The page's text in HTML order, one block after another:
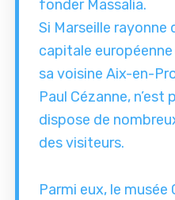
fonder Massalia.
Si Marseille rayonne
capitale
sa voisine Aix-en-
Paul Cézanne, n’est
dispose de
des visiteurs.
Parmi eux, le